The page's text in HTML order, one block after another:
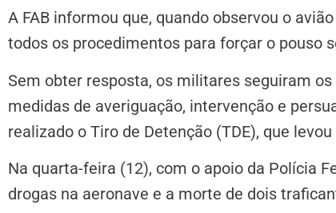
A FAB informou que, quando observou o
todos os procedimentos para forçar o pouso
Sem obter resposta, os militares seguiram
medidas de averiguação, intervenção e
realizado o Tiro de Detenção (TDE), que
Na quarta-feira (12), com o apoio da Polícia
drogas na aeronave e a morte de dois